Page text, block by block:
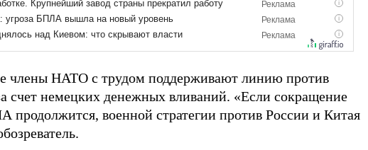
члены НАТО с трудом поддерживают линию против
счет немецких денежных вливаний. «Если сокращение
военной стратегии против России и Китая